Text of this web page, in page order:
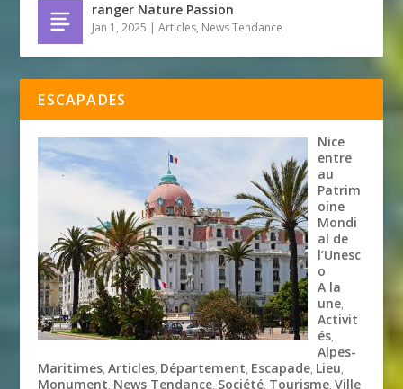
ranger Nature Passion
Jan 1, 2025 |Articles, News Tendance
ESCAPADES
Nice
entre
au
Patrim
oine
Mondi
al de
l’Unesc
o
A la
une,
Activit
és,
Alpes-
Maritimes,Articles, Département, Escapade, Lieu,
Monument, News Tendance, Société, Tourisme,Ville